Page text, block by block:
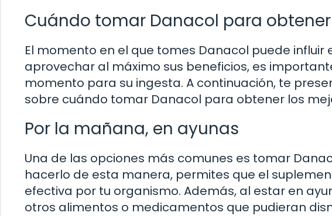
Cuándo tomar Danacol para
El momento en el que tomes Danacol puede
aprovechar al máximo sus beneficios, es
momento para su ingesta. A continuación, te
sobre cuándo tomar Danacol para obtener los
Por la mañana, en ayunas
Una de las opciones más comunes es tomar
hacerlo de esta manera, permites que el
efectiva por tu organismo. Además, al estar en
otros alimentos o medicamentos que pudieran